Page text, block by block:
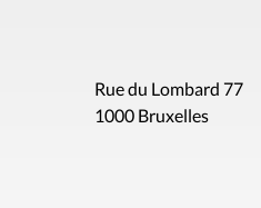
Rue du Lombard 77
1000 Bruxelles